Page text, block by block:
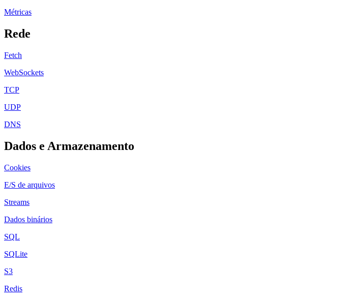
Métricas
Rede
Fetch
WebSockets
TCP
UDP
DNS
Dados e Armazenamento
Cookies
E/S de arquivos
Streams
Dados binários
SQL
SQLite
S3
Redis